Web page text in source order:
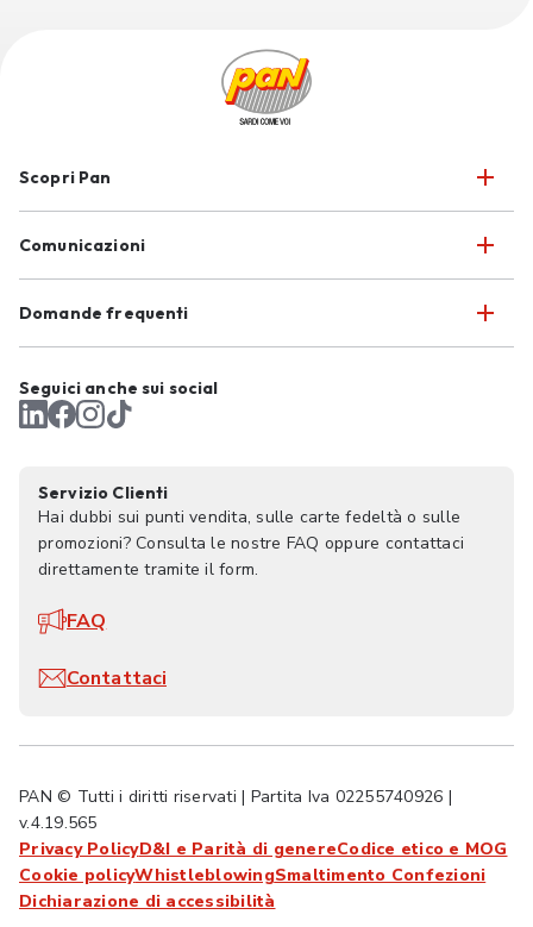
Scopri Pan
Comunicazioni
Domande frequenti
Seguici anche sui social
Servizio Clienti
Hai dubbi sui punti vendita, sulle carte fedeltà o sulle
promozioni? Consulta le nostre FAQ oppure contattaci
direttamente tramite il form.
FAQ
Contattaci
PAN © Tutti i diritti riservati | Partita Iva 02255740926 |
v.4.19.565
Privacy PolicyD&I e Parità di genereCodice etico e MOG
Cookie policyWhistleblowingSmaltimento Confezioni
Dichiarazione di accessibilità